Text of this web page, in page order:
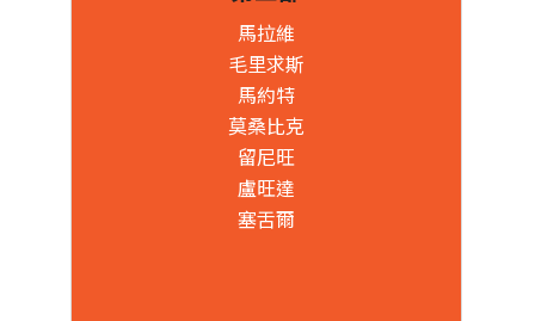
馬拉維
毛里求斯
馬約特
莫桑比克
留尼旺
盧旺達
塞舌爾